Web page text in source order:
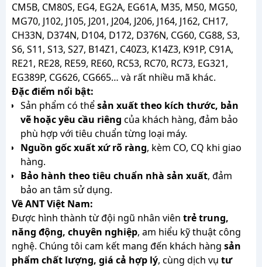
CM5B, CM80S, EG4, EG2A, EG61A, M35, M50, MG50,
MG70, J102, J105, J201, J204, J206, J164, J162, CH17,
CH33N, D374N, D104, D172, D376N, CG60, CG88, S3,
S6, S11, S13, S27, B14Z1, C40Z3, K14Z3, K91P, C91A,
RE21, RE28, RE59, RE60, RC53, RC70, RC73, EG321,
EG389P, CG626, CG665… và rất nhiều mã khác.
Đặc điểm nổi bật:
Sản phẩm có thểsản xuất theo kích thước, bản
vẽ hoặc yêu cầu riêng của khách hàng, đảm bảo
phù hợp với tiêu chuẩn từng loại máy.
Nguồn gốc xuất xứ rõ ràng, kèm CO, CQ khi giao
hàng.
Bảo hành theo tiêu chuẩn nhà sản xuất, đảm
bảo an tâm sử dụng.
Về ANT Việt Nam:
Được hình thành từ đội ngũ nhân viên trẻ trung,
năng động, chuyên nghiệp, am hiểu kỹ thuật công
nghệ. Chúng tôi cam kết mang đến khách hàng sản
phẩm chất lượng, giá cả hợp lý, cùng dịch vụ tư